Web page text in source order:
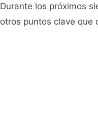
Durante los próximos
otros puntos clave que